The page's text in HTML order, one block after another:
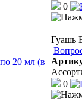
0
Гуашь
0